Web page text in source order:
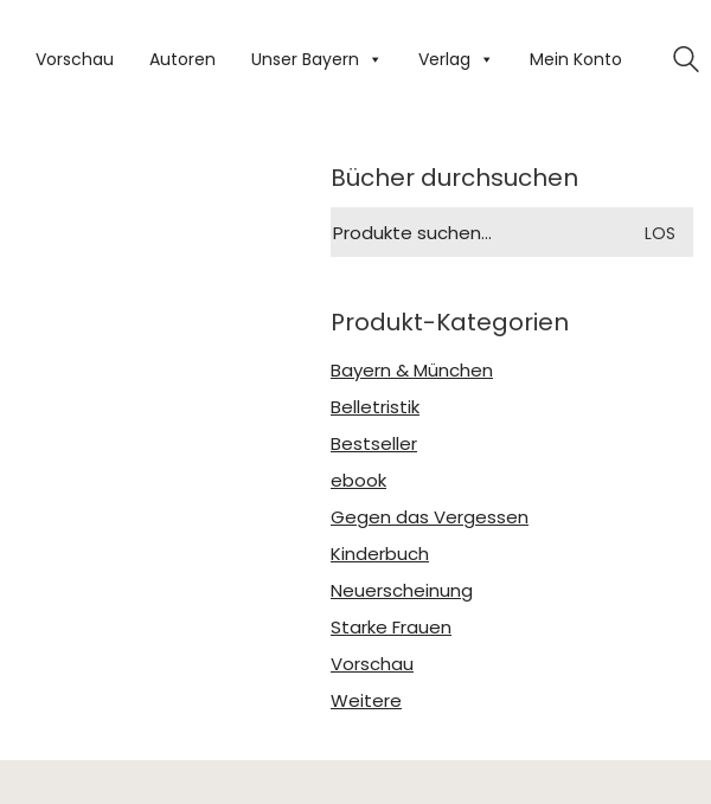
Vorschau Autoren Unser Bayern Verlag Mein Konto
Bücher durchsuchen
nach:
LOS
Produkt-Kategorien
Bayern & München
Belletristik
Bestseller
ebook
Gegen das Vergessen
Kinderbuch
Neuerscheinung
Starke Frauen
Vorschau
Weitere